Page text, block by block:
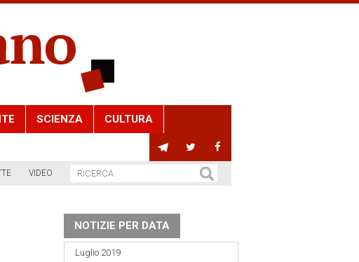
SCIENZA CULTURA
VIDEO
NOTIZIE PER DATA
Luglio 2019